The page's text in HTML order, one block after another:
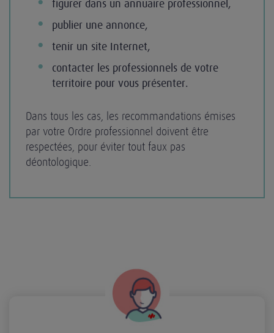
figurer dans un annuaire professionnel,
publier une annonce,
tenir un site Internet,
contacter les professionnels de votre
territoire pour vous présenter.
Dans tous les cas, les recommandations émises
par votre Ordre professionnel doivent être
respectées, pour éviter tout faux pas
déontologique.